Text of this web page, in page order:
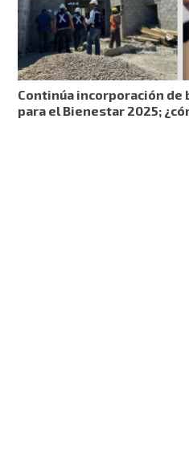
Continúa incorporación de
para el Bienestar 2025;